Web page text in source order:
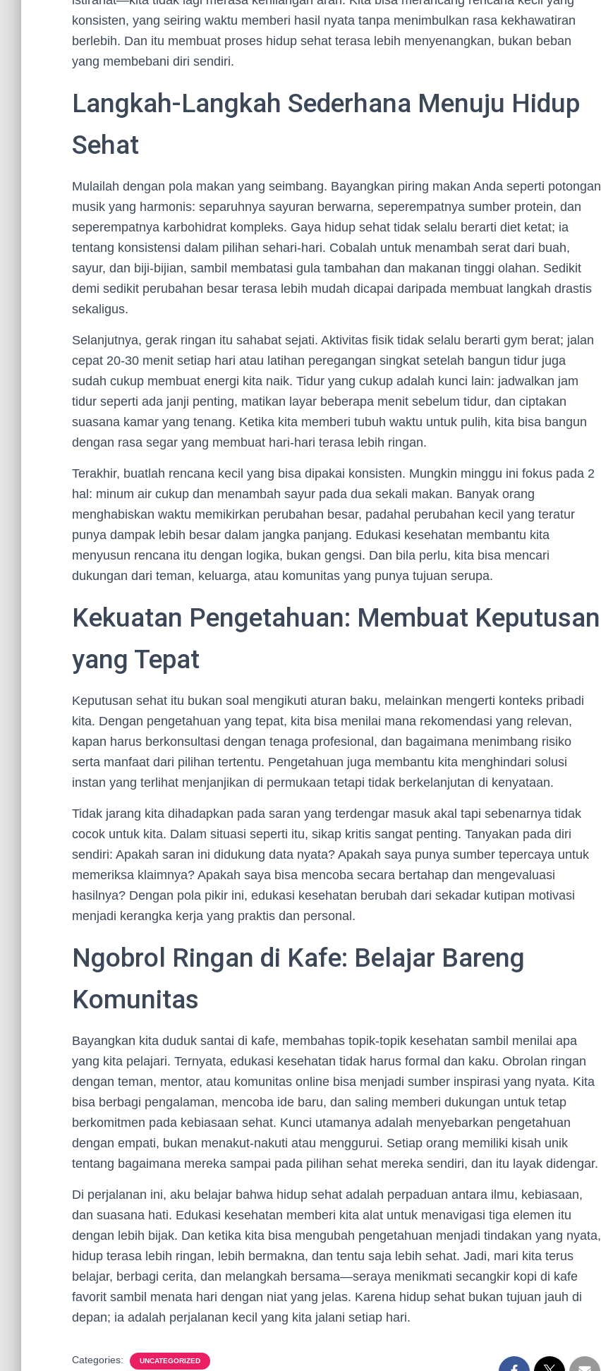
konsisten, yang seiring waktu memberi hasil nyata tanpa menimbulkan rasa kekhawatiran
berlebih. Dan itu membuat proses hidup sehat terasa lebih menyenangkan, bukan beban
yang membebani diri sendiri.
Langkah-Langkah Sederhana Menuju Hidup
Sehat
Mulailah dengan pola makan yang seimbang. Bayangkan piring makan Anda seperti potongan
musik yang harmonis: separuhnya sayuran berwarna, seperempatnya sumber protein, dan
seperempatnya karbohidrat kompleks. Gaya hidup sehat tidak selalu berarti diet ketat; ia
tentang konsistensi dalam pilihan sehari-hari. Cobalah untuk menambah serat dari buah,
sayur, dan biji-bijian, sambil membatasi gula tambahan dan makanan tinggi olahan. Sedikit
demi sedikit perubahan besar terasa lebih mudah dicapai daripada membuat langkah drastis
sekaligus.
Selanjutnya, gerak ringan itu sahabat sejati. Aktivitas fisik tidak selalu berarti gym berat; jalan
cepat 20-30 menit setiap hari atau latihan peregangan singkat setelah bangun tidur juga
sudah cukup membuat energi kita naik. Tidur yang cukup adalah kunci lain: jadwalkan jam
tidur seperti ada janji penting, matikan layar beberapa menit sebelum tidur, dan ciptakan
suasana kamar yang tenang. Ketika kita memberi tubuh waktu untuk pulih, kita bisa bangun
dengan rasa segar yang membuat hari-hari terasa lebih ringan.
Terakhir, buatlah rencana kecil yang bisa dipakai konsisten. Mungkin minggu ini fokus pada 2
hal: minum air cukup dan menambah sayur pada dua sekali makan. Banyak orang
menghabiskan waktu memikirkan perubahan besar, padahal perubahan kecil yang teratur
punya dampak lebih besar dalam jangka panjang. Edukasi kesehatan membantu kita
menyusun rencana itu dengan logika, bukan gengsi. Dan bila perlu, kita bisa mencari
dukungan dari teman, keluarga, atau komunitas yang punya tujuan serupa.
Kekuatan Pengetahuan: Membuat Keputusan
yang Tepat
Keputusan sehat itu bukan soal mengikuti aturan baku, melainkan mengerti konteks pribadi
kita. Dengan pengetahuan yang tepat, kita bisa menilai mana rekomendasi yang relevan,
kapan harus berkonsultasi dengan tenaga profesional, dan bagaimana menimbang risiko
serta manfaat dari pilihan tertentu. Pengetahuan juga membantu kita menghindari solusi
instan yang terlihat menjanjikan di permukaan tetapi tidak berkelanjutan di kenyataan.
Tidak jarang kita dihadapkan pada saran yang terdengar masuk akal tapi sebenarnya tidak
cocok untuk kita. Dalam situasi seperti itu, sikap kritis sangat penting. Tanyakan pada diri
sendiri: Apakah saran ini didukung data nyata? Apakah saya punya sumber tepercaya untuk
memeriksa klaimnya? Apakah saya bisa mencoba secara bertahap dan mengevaluasi
hasilnya? Dengan pola pikir ini, edukasi kesehatan berubah dari sekadar kutipan motivasi
menjadi kerangka kerja yang praktis dan personal.
Ngobrol Ringan di Kafe: Belajar Bareng
Komunitas
Bayangkan kita duduk santai di kafe, membahas topik-topik kesehatan sambil menilai apa
yang kita pelajari. Ternyata, edukasi kesehatan tidak harus formal dan kaku. Obrolan ringan
dengan teman, mentor, atau komunitas online bisa menjadi sumber inspirasi yang nyata. Kita
bisa berbagi pengalaman, mencoba ide baru, dan saling memberi dukungan untuk tetap
berkomitmen pada kebiasaan sehat. Kunci utamanya adalah menyebarkan pengetahuan
dengan empati, bukan menakut-nakuti atau menggurui. Setiap orang memiliki kisah unik
tentang bagaimana mereka sampai pada pilihan sehat mereka sendiri, dan itu layak didengar.
Di perjalanan ini, aku belajar bahwa hidup sehat adalah perpaduan antara ilmu, kebiasaan,
dan suasana hati. Edukasi kesehatan memberi kita alat untuk menavigasi tiga elemen itu
dengan lebih bijak. Dan ketika kita bisa mengubah pengetahuan menjadi tindakan yang nyata,
hidup terasa lebih ringan, lebih bermakna, dan tentu saja lebih sehat. Jadi, mari kita terus
belajar, berbagi cerita, dan melangkah bersama—seraya menikmati secangkir kopi di kafe
favorit sambil menata hari dengan niat yang jelas. Karena hidup sehat bukan tujuan jauh di
depan; ia adalah perjalanan kecil yang kita jalani setiap hari.
Categories: UNCATEGORIZED